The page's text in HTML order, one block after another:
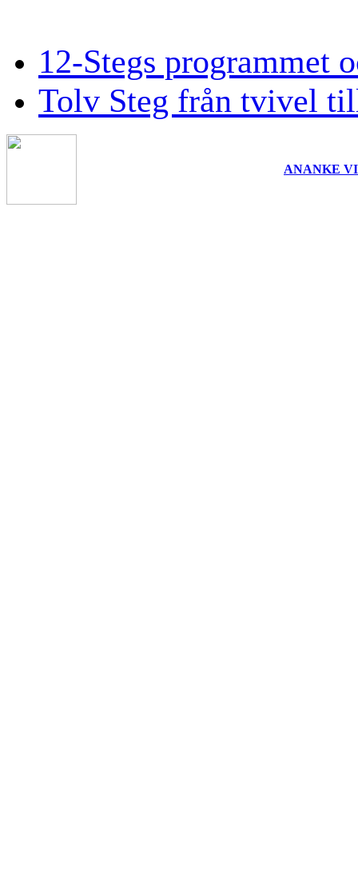
12-Stegs programmet
Tolv Steg från tvivel
ANANKE